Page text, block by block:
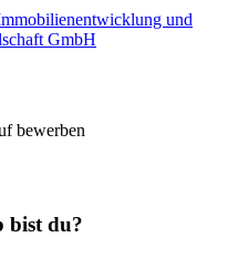
und
GmbH
bewerben
bist du?